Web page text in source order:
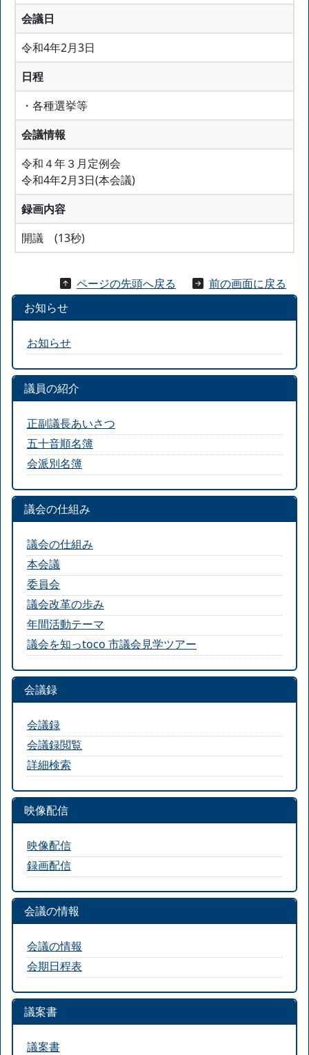
会議日
令和4年2月3日
日程
・各種選挙等
会議情報
令和４年３月定例会
令和4年2月3日(本会議)
録画内容
開議 (13秒)
ページの先頭へ戻る
前の画面に戻る
お知らせ
お知らせ
議員の紹介
正副議長あいさつ
五十音順名簿
会派別名簿
議会の仕組み
議会の仕組み
本会議
委員会
議会改革の歩み
年間活動テーマ
議会を知っtoco 市議会見学ツアー
会議録
会議録
会議録閲覧
詳細検索
映像配信
映像配信
録画配信
会議の情報
会議の情報
会期日程表
議案書
議案書